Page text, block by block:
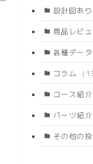
設計図あ
商品レビ
各種データ
コラム
コース紹介
パーツ紹介
その他の